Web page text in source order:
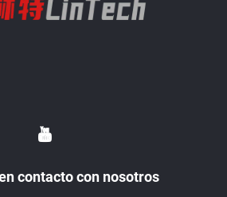
contacto con nosotros